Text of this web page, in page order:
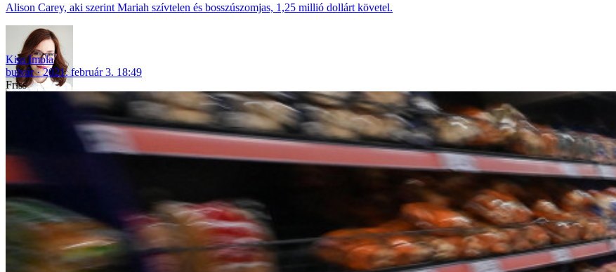
Alison Carey, aki szerint Mariah szívtelen és bosszúszomjas, 1,25 millió dollárt követel.
Kiss Imola
bulvár
2021. február 3. 18:49
Friss